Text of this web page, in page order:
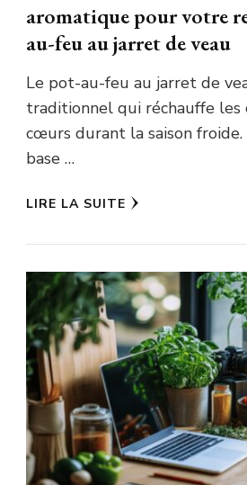
aromatique pour votre
au-feu au jarret de veau
Le pot-au-feu au jarret de
traditionnel qui réchauffe les
cœurs durant la saison
base …
LIRE LA SUITE